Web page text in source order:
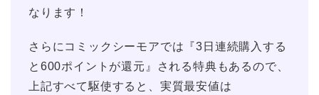
なります！
さらにコミックシーモアでは『3日連続購入する
と600ポイントが還元』される特典もあるので、
上記すべて駆使すると、実質最安値は